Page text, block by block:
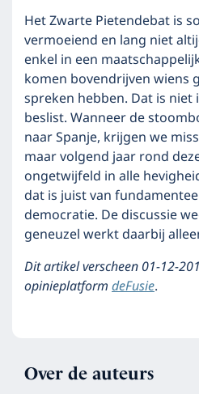
Het Zwarte Pietendebat is
vermoeiend en lang niet
enkel in een
komen bovendrijven wiens
spreken hebben. Dat is niet
beslist. Wanneer de
naar Spanje, krijgen we
maar volgend jaar rond
ongetwijfeld in alle
dat is juist van
democratie. De discussie
geneuzel werkt daarbij
Dit artikel verscheen 01-12-
opinieplatformdeFusie.
Over de auteurs